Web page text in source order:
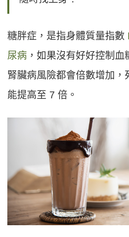
糖胖症，是指身體質量指數
尿病 ，如果沒有好好控制血
腎臟病風險都會倍數增加，
能提高至 7 倍。